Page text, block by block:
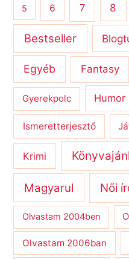
5 6 7 8
Bestseller
Egyéb Fantasy
Gyerekpolc Humor
Ismeretterjesztő
Krimi
Magyarul Női
Olvastam 2004ben
Olvastam 2006ban